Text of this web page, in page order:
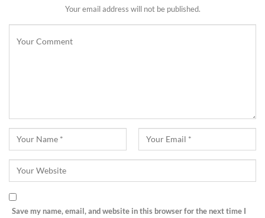
Your email address will not be published.
Save my name, email, and website in this browser for the next time I